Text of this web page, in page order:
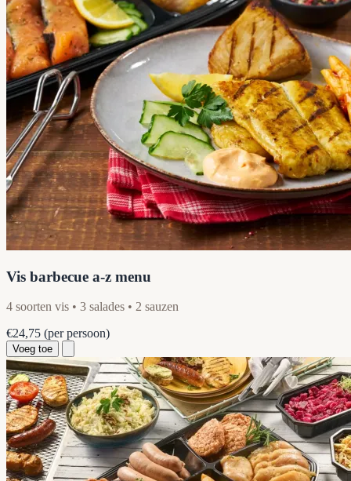
Vis barbecue a-z menu
4 soorten vis • 3 salades • 2 sauzen
€24,75 (per persoon)
Voeg toe